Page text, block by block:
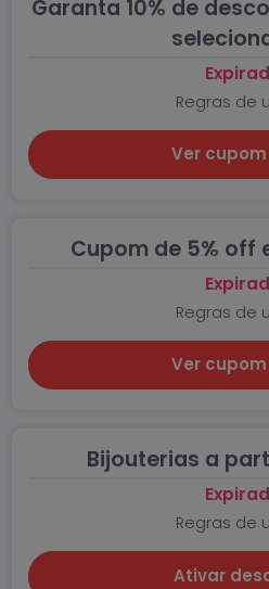
Garanta 10% de
Regras de
Ver cupom
Cupom de 5% off
Regras de
Ver cupom
Bijouterias a
Regras de
Ativar